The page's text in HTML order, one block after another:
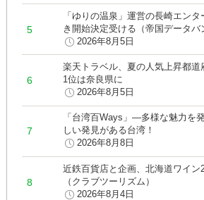
「ゆりの温泉」運営の長崎エン
き開始決定受ける（帝国データバ
2026年8月5日
楽天トラベル、夏の人気上昇都
1位は奈良県に
2026年8月5日
「台湾百Ways」―多様な魅力
しい発見がある台湾！
2026年8月8日
近鉄百貨店と企画、北海道ワイン
（クラブツーリズム）
2026年8月4日